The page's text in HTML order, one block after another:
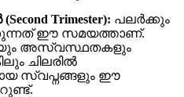
Trimester): പലർക്കും
ഈ സമയത്താണ്.
അസ്വസ്ഥതകളും
ചിലരിൽ
സ്വപ്നങ്ങളും ഈ